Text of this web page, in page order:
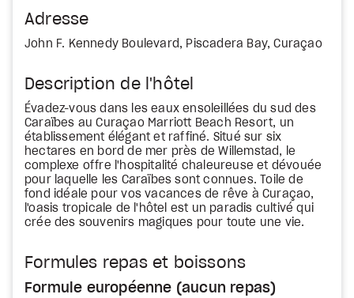
Adresse
John F. Kennedy Boulevard, Piscadera Bay, Curaçao
Description de l'hôtel
Évadez-vous dans les eaux ensoleillées du sud des
Caraïbes au Curaçao Marriott Beach Resort, un
établissement élégant et raffiné. Situé sur six
hectares en bord de mer près de Willemstad, le
complexe offre l'hospitalité chaleureuse et dévouée
pour laquelle les Caraïbes sont connues. Toile de
fond idéale pour vos vacances de rêve à Curaçao,
l'oasis tropicale de l'hôtel est un paradis cultivé qui
crée des souvenirs magiques pour toute une vie.
Formules repas et boissons
Formule européenne (aucun repas)